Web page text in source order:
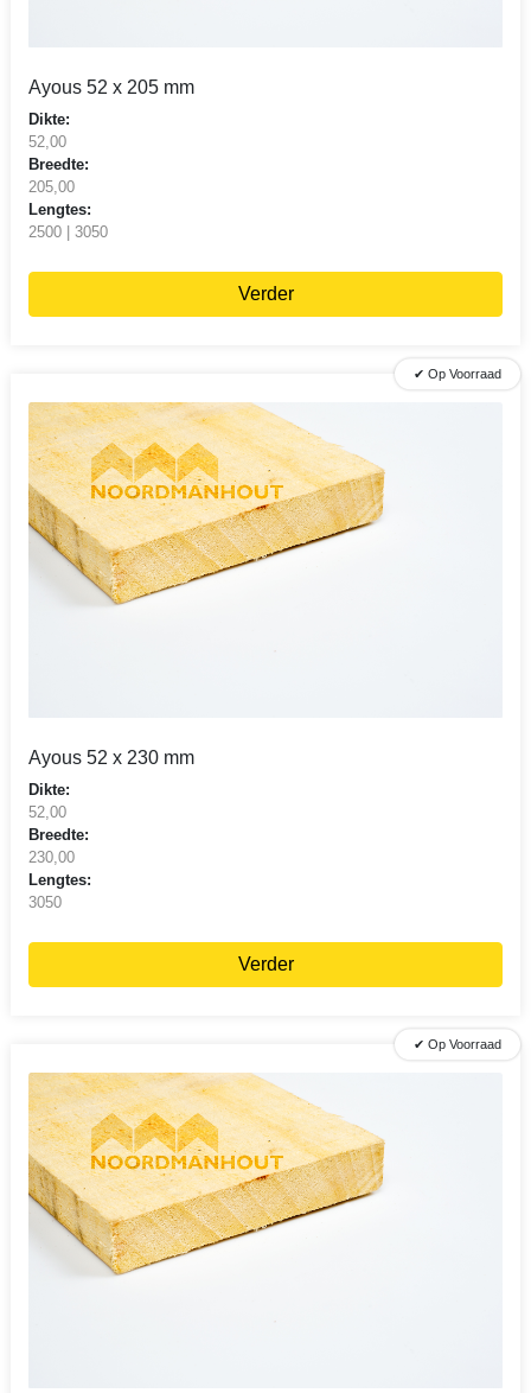
Ayous 52 x 205 mm
Dikte:
52,00
Breedte:
205,00
Lengtes:
2500 | 3050
Verder
✔ Op Voorraad
Ayous 52 x 230 mm
Dikte:
52,00
Breedte:
230,00
Lengtes:
3050
Verder
✔ Op Voorraad